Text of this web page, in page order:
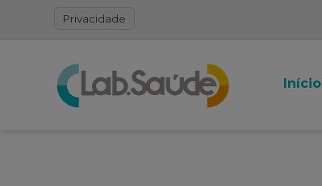
Privacidade
Início